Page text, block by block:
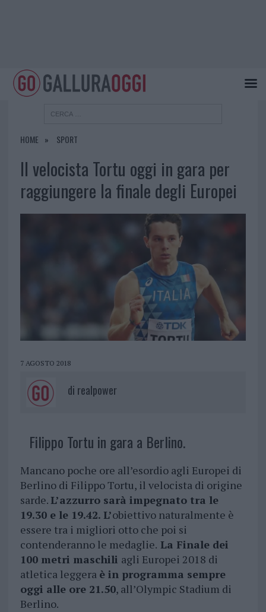
HOME SPORT
Il velocista Tortu oggi in gara per
raggiungere la finale degli Europei
7 AGOSTO 2018
di realpower
Filippo Tortu in gara a Berlino.
Mancano poche ore all’esordio agli Europei di
Berlino di Filippo Tortu, il velocista di origine
sarde.L’azzurro sarà impegnato tra le
19.30 e le 19.42. L’obiettivo naturalmente è
essere tra i migliori otto che poi si
contenderanno le medaglie. La Finale dei
100 metri maschili agli Europei 2018 di
atletica leggera è in programma sempre
oggi alle ore 21.50, all’Olympic Stadium di
Berlino.